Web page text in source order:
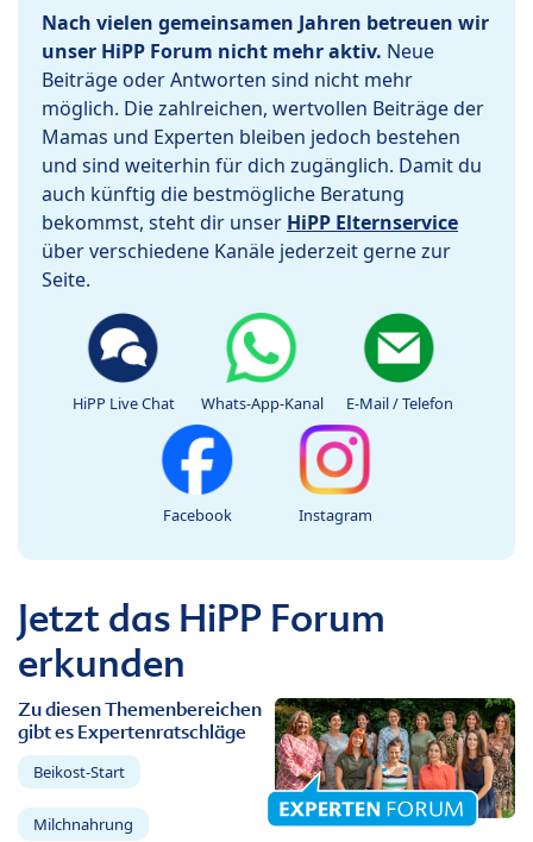
Nach vielen gemeinsamen Jahren betreuen wir
unser HiPP Forum nicht mehr aktiv. Neue
Beiträge oder Antworten sind nicht mehr
möglich. Die zahlreichen, wertvollen Beiträge der
Mamas und Experten bleiben jedoch bestehen
und sind weiterhin für dich zugänglich. Damit du
auch künftig die bestmögliche Beratung
bekommst, steht dir unser HiPP Elternservice
über verschiedene Kanäle jederzeit gerne zur
Seite.
HiPP Live Chat Whats-App-Kanal E-Mail / Telefon
Facebook Instagram
Jetzt das HiPP Forum
erkunden
Zu diesen Themenbereichen
gibt es Expertenratschläge
Beikost-Start
Milchnahrung